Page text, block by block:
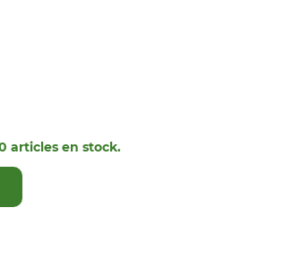
articles en stock.